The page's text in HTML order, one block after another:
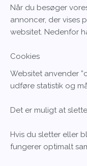
Når du besøger
annoncer, der vises
websitet. Nedenfor
Cookies
Websitet anvender
udføre statistik og
Det er muligt at
Hvis du sletter eller
fungerer optimalt